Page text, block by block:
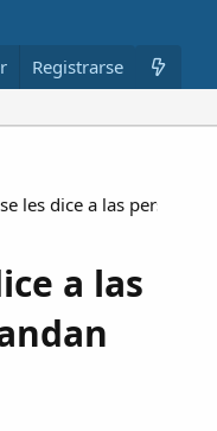
Miembros
Registrarse
les dice a las personas
a las